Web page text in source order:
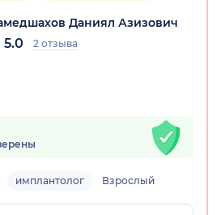
Даниял Азизович
5.0 2 отзыва
имплантолог Взрослый